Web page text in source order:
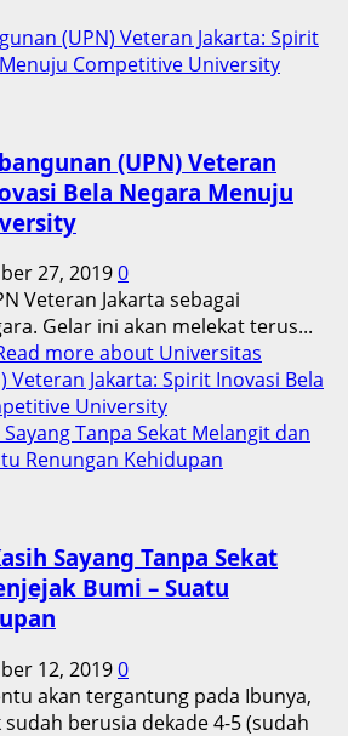
(UPN) Veteran Jakarta: Spirit
Competitive University
(UPN) Veteran
Bela Negara Menuju
27, 20190
Veteran Jakarta sebagai
Gelar ini akan melekat terus...
more about Universitas
Veteran Jakarta: Spirit Inovasi Bela
University
Tanpa Sekat Melangit dan
Renungan Kehidupan
Sayang Tanpa Sekat
Bumi – Suatu
12, 20190
akan tergantung pada Ibunya,
berusia dekade 4-5 (sudah